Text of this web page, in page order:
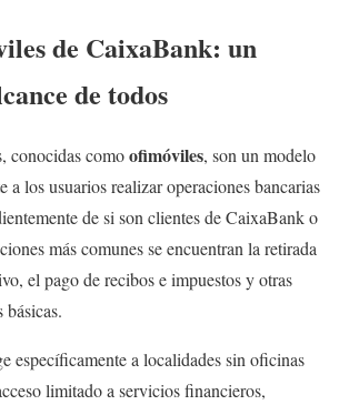
de CaixaBank: un
de todos
conocidas comoofimóviles, son un modelo
a los usuarios realizar operaciones bancarias
de si son clientes de CaixaBank o
más comunes se encuentran la retirada
el pago de recibos e impuestos y otras
básicas.
específicamente a localidades sin oficinas
limitado a servicios financieros,